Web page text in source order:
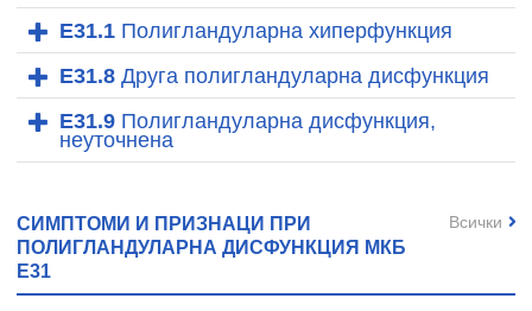
E31.1 Полигландуларна хиперфункция
E31.8 Другa полигландуларнa дисфункция
E31.9 Полигландуларна дисфункция,
неуточнена
СИМПТОМИ И ПРИЗНАЦИ ПРИ
ПОЛИГЛАНДУЛАРНА ДИСФУНКЦИЯ МКБ
E31
Всички